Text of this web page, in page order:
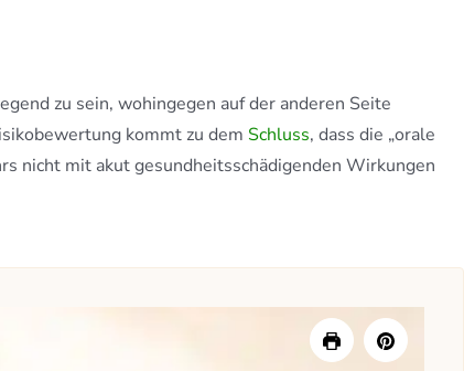
zu sein, wohingegen auf der anderen Seite
kommt zu dem Schluss, dass die „orale
nicht mit akut gesundheitsschädigenden Wirkungen